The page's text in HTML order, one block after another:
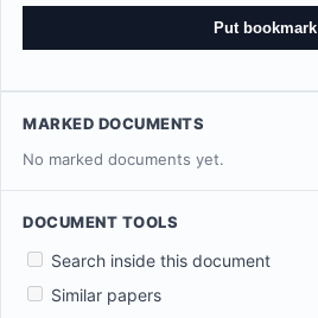
Put bookmark
MARKED DOCUMENTS
No marked documents yet.
DOCUMENT TOOLS
Search inside this document
Similar papers